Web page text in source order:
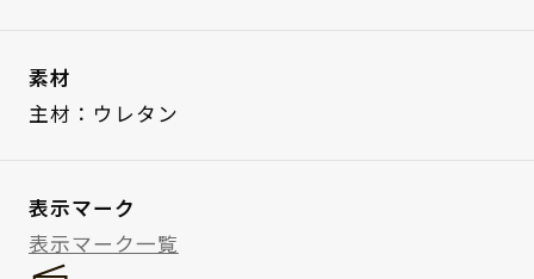
素材
主材：ウレタン
表示マーク
表示マーク一覧